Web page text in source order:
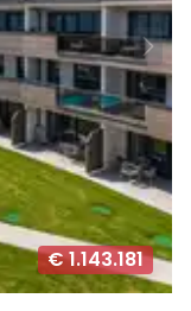
€ 1.143.181